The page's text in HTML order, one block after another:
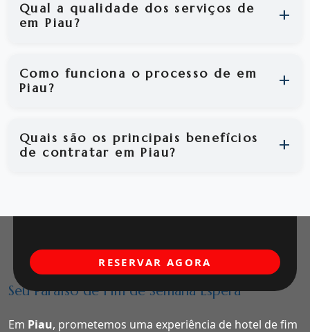
Qual a qualidade dos serviços de
em Piau?
Como funciona o processo de em
Piau?
Quais são os principais benefícios
de contratar em Piau?
Seu Paraíso de Fim de Semana Espera
Em Piau, prometemos uma experiência de hotel de fim
RESERVAR AGORA